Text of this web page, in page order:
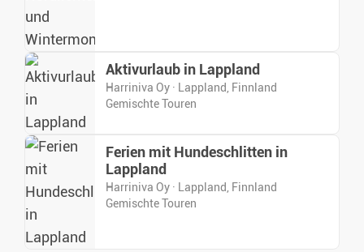
Aktivurlaub in Lappland
Harriniva Oy · Lappland, Finnland
Gemischte Touren
Ferien mit Hundeschlitten in
Lappland
Harriniva Oy · Lappland, Finnland
Gemischte Touren